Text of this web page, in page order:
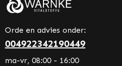
Orde en advies onder:
004922342190449
ma-vr, 08:00 - 16:00